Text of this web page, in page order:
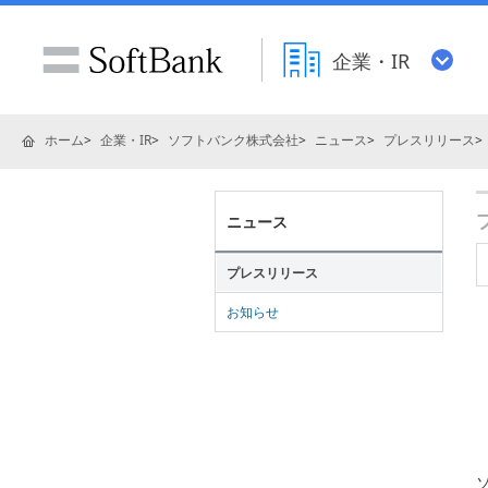
企業・IR
ホーム 企業・IR ソフトバンク株式会社 ニュース プレスリリース
ニュース
プレスリリース
お知らせ